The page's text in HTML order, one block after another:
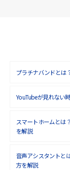
2018年7月(6)
2018年6月(6)
2018年4月(7)
プラチナバンドとは
YouTubeが見れない
スマートホームとは
を解説
音声アシスタントと
方を解説